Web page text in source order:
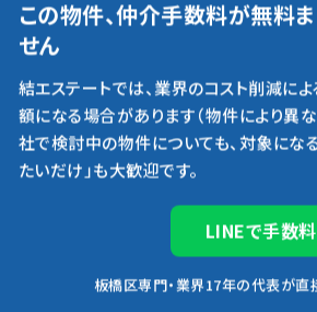
この物件、仲介手数料が無料
せん
結エステートでは、業界のコスト削減に
額になる場合があります（物件により異な
社で検討中の物件についても、対象にな
たいだけ」も大歓迎です。
LINEで手数
板橋区専門・業界17年の代表が